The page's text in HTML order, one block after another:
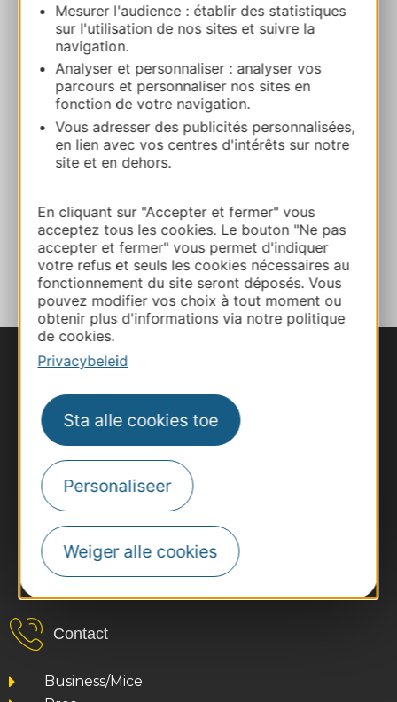
Mesurer l'audience : établir des statistiques
sur l'utilisation de nos sites et suivre la
navigation.
Analyser et personnaliser : analyser vos
parcours et personnaliser nos sites en
fonction de votre navigation.
Vous adresser des publicités personnalisées,
en lien avec vos centres d'intérêts sur notre
site et en dehors.
En cliquant sur "Accepter et fermer" vous
acceptez tous les cookies. Le bouton "Ne pas
accepter et fermer" vous permet d'indiquer
votre refus et seuls les cookies nécessaires au
fonctionnement du site seront déposés. Vous
pouvez modifier vos choix à tout moment ou
obtenir plus d'informations via notre politique
de cookies.
Privacybeleid
Sta alle cookies toe
Personaliseer
Weiger alle cookies
+33646146633
E-mail
Website
TOEVOEGEN
AAN NOTITIEBOEKJE
Contact
Business/Mice